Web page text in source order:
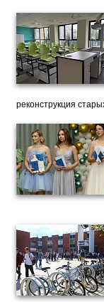
реконструкция